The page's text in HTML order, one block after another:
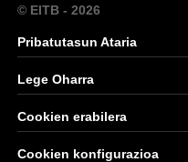
© EITB - 2026
Pribatutasun Ataria
Lege Oharra
Cookien erabilera
Cookien konfigurazioa